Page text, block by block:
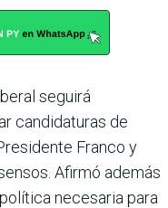
seguirá
candidaturas de
Franco y
Afirmó además
necesaria para